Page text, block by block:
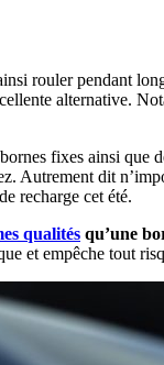
rouler pendant
alternative.
fixes ainsi
Autrement dit
recharge cet été.
qualités qu’une
et empêche tout